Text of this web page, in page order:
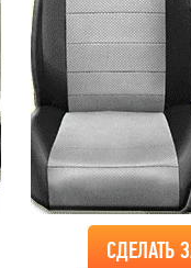
СДЕЛАТЬ